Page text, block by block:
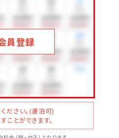
員登録
ださい。(連泊可)
ことができます。